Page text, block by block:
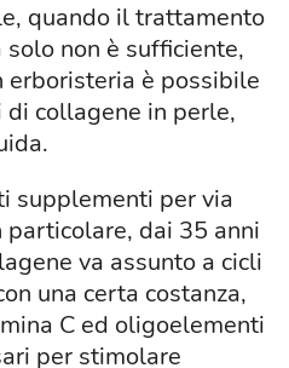
quando il trattamento
non è sufficiente,
erboristeria è possibile
collagene in perle,
supplementi per via
dai 35 anni
va assunto a cicli
una certa costanza,
C ed oligoelementi
per stimolare